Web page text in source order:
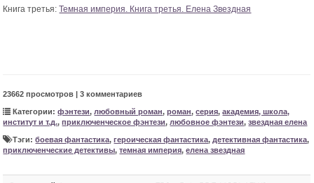
Книга третья:Темная империя. Книга третья. Елена Звездная
23662 просмотров | 3 комментариев
Категории:фэнтези, любовный роман,роман,серия,академия, школа,
институт и т.д.,приключенческое фэнтези, любовное фэнтези,звездная елена
Тэги:боевая фантастика,героическая фантастика, детективная фантастика,
приключенческие детективы,темная империя,елена звездная